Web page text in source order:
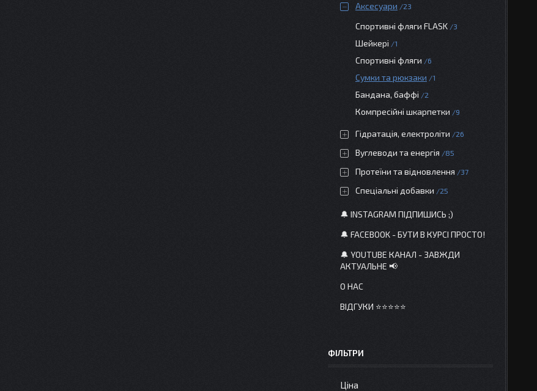
Аксесуари 23
Спортивні фляги FLASK 3
Шейкері 1
Спортивні фляги 6
Сумки та рюкзаки 1
Бандана, баффі 2
Компресійні шкарпетки 9
Гідратація, електроліти 26
Вуглеводи та енергія 85
Протеїни та відновлення 37
Спеціальні добавки 25
🔔 INSTAGRAM ПІДПИШИСЬ ;)
🔔 FACEBOOK - БУТИ В КУРСІ ПРОСТО!
🔔 YOUTUBE КАНАЛ - ЗАВЖДИ
АКТУАЛЬНЕ 📢
О НАС
ВІДГУКИ ⭐⭐⭐⭐⭐
ФІЛЬТРИ
Ціна